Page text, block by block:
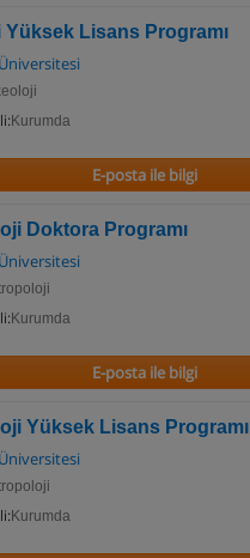
Lisans Programı
Kurumda
E-posta ile bilgi
Doktora Programı
Kurumda
E-posta ile bilgi
Yüksek Lisans Programı
Kurumda